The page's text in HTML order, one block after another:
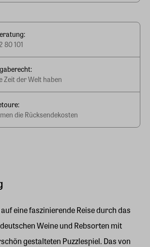
eine faszinierende Reise durch das
Weine und Rebsorten mit
gestalteten Puzzlespiel. Das von
80 101
Zeit der Welt haben
die Rücksendekosten